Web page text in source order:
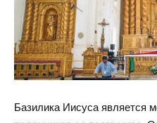
Базилика Иисуса является